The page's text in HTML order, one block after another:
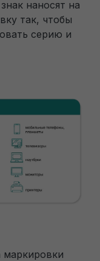
наносят на
так, чтобы
серию и
маркировки